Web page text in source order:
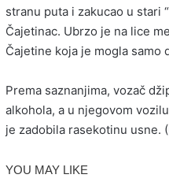
stranu puta i zakucao u stari
Čajetinac. Ubrzo je na lice
Čajetine koja je mogla samo
Prema saznanjima, vozač
alkohola, a u njegovom
je zadobila rasekotinu usne.